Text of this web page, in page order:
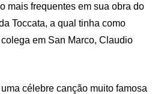
mais frequentes em sua obra do
Toccata, a qual tinha como
em San Marco, Claudio
célebre canção muito famosa